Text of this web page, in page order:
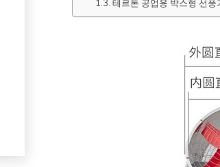
테르톤 공업용 박스형 선